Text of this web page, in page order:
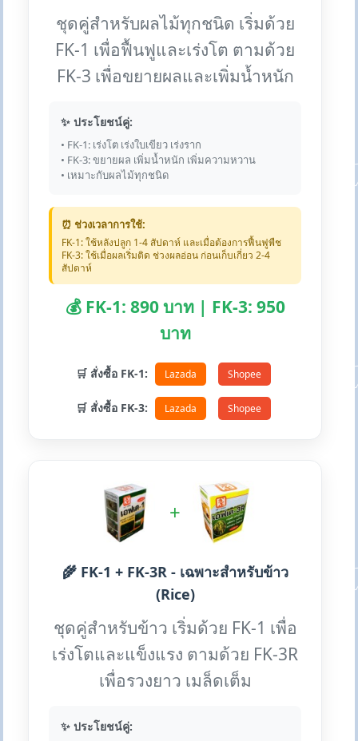
ชุดคู่สำหรับผลไม้ทุกชนิด เริ่มด้วย
FK-1 เพื่อฟื้นฟูและเร่งโต ตามด้วย
FK-3 เพื่อขยายผลและเพิ่มน้ำหนัก
✨ ประโยชน์คู่:
• FK-1: เร่งโต เร่งใบเขียว เร่งราก
• FK-3: ขยายผล เพิ่มน้ำหนัก เพิ่มความหวาน
• เหมาะกับผลไม้ทุกชนิด
⏰ ช่วงเวลาการใช้:
FK-1: ใช้หลังปลูก 1-4 สัปดาห์ และเมื่อต้องการฟื้นฟูพืช
FK-3: ใช้เมื่อผลเริ่มติด ช่วงผลอ่อน ก่อนเก็บเกี่ยว 2-4
สัปดาห์
💰 FK-1: 890 บาท | FK-3: 950
บาท
🛒 สั่งซื้อ FK-1: Lazada Shopee
🛒 สั่งซื้อ FK-3: Lazada Shopee
+
🌾 FK-1 + FK-3R - เฉพาะสำหรับข้าว
(Rice)
ชุดคู่สำหรับข้าว เริ่มด้วย FK-1 เพื่อ
เร่งโตและแข็งแรง ตามด้วย FK-3R
เพื่อรวงยาว เมล็ดเต็ม
✨ ประโยชน์คู่: